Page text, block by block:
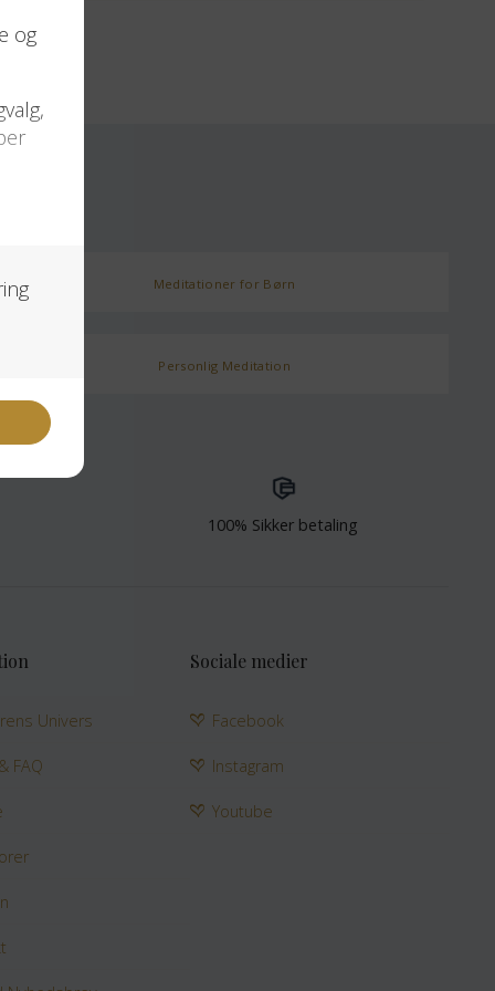
Meditationer for Børn
Personlig Meditation
100% Sikker betaling
Univers
FAQ
Sociale medier
Facebook
Instagram
Youtube